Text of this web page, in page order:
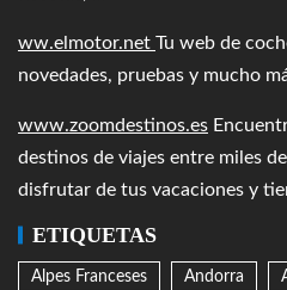
ww.elmotor.net Tu web de
novedades, pruebas y mucho
www.zoomdestinos.es
destinos de viajes entre miles
disfrutar de tus vacaciones y
ETIQUETAS
Alpes Franceses Andorra